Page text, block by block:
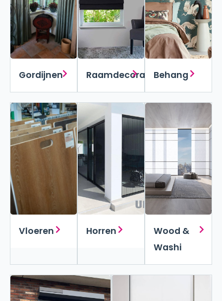
Gordijnen RaamdecoratiesBehang
Vloeren Horren
Wood &
Washi